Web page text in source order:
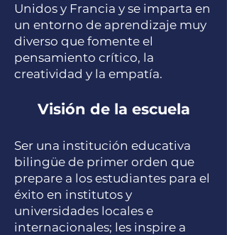
Unidos y Francia y se imparta en
un entorno de aprendizaje muy
diverso que fomente el
pensamiento crítico, la
creatividad y la empatía.
Visión de la escuela
Ser una institución educativa
bilingüe de primer orden que
prepare a los estudiantes para el
éxito en institutos y
universidades locales e
internacionales; les inspire a